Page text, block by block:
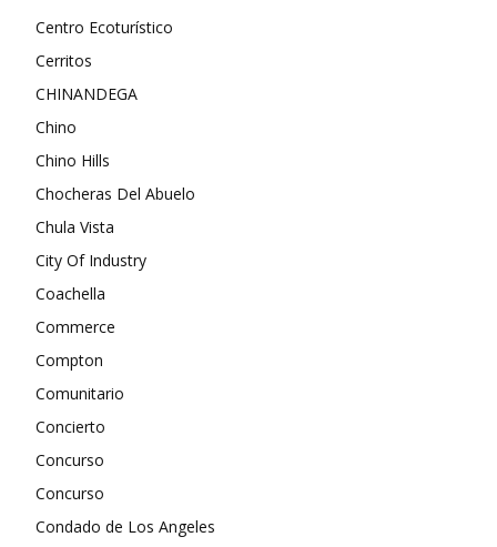
Centro Ecoturístico
Cerritos
CHINANDEGA
Chino
Chino Hills
Chocheras Del Abuelo
Chula Vista
City Of Industry
Coachella
Commerce
Compton
Comunitario
Concierto
Concurso
Concurso
Condado de Los Angeles